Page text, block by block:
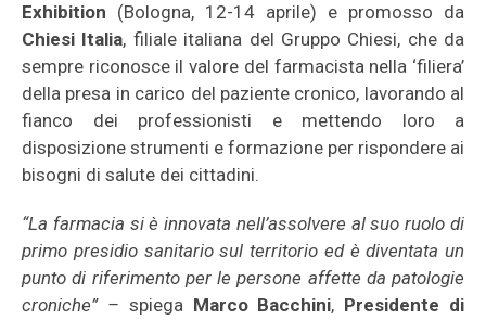
Exhibition (Bologna, 12-14 aprile) e promosso da
Chiesi Italia, filiale italiana del Gruppo Chiesi, che da
sempre riconosce il valore del farmacista nella ‘filiera’
della presa in carico del paziente cronico, lavorando al
fianco dei professionisti e mettendo loro a
disposizione strumenti e formazione per rispondere ai
bisogni di salute dei cittadini.
“La farmacia si è innovata nell’assolvere al suo ruolo di
primo presidio sanitario sul territorio ed è diventata un
punto di riferimento per le persone affette da patologie
croniche” – spiega Marco Bacchini, Presidente di